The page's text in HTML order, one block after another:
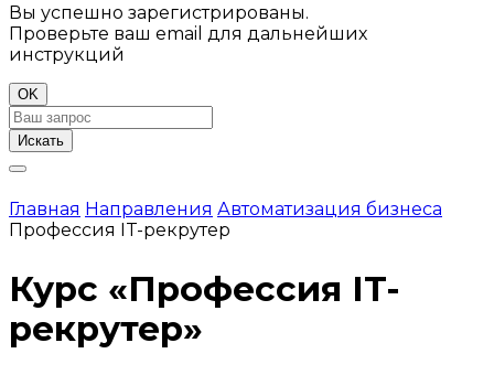
Вы успешно зарегистрированы.
Проверьте ваш email для дальнейших
инструкций
OK
Искать
Главная Направления Автоматизация бизнеса
Профессия IT-рекрутер
Курс «Профессия IT-
рекрутер»